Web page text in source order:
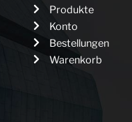
Produkte
Konto
Bestellungen
Warenkorb